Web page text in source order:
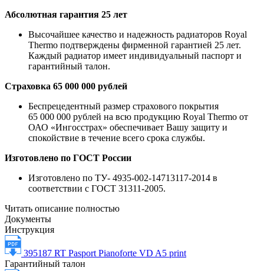
Абсолютная гарантия 25 лет
Высочайшее качество и надежность радиаторов Royal
Thermo подтверждены фирменной гарантией 25 лет.
Каждый радиатор имеет индивидуальный паспорт и
гарантийный талон.
Страховка 65 000 000 рублей
Беспрецедентный размер страхового покрытия
65 000 000 рублей на всю продукцию Royal Thermo от
ОАО «Ингосстрах» обеспечивает Вашу защиту и
спокойствие в течение всего срока службы.
Изготовлено по ГОСТ России
Изготовлено по ТУ- 4935-002-14713117-2014 в
соответствии с ГОСТ 31311-2005.
Читать описание полностью
Документы
Инструкция
395187 RT Pasport Pianoforte VD A5 print
Гарантийный талон